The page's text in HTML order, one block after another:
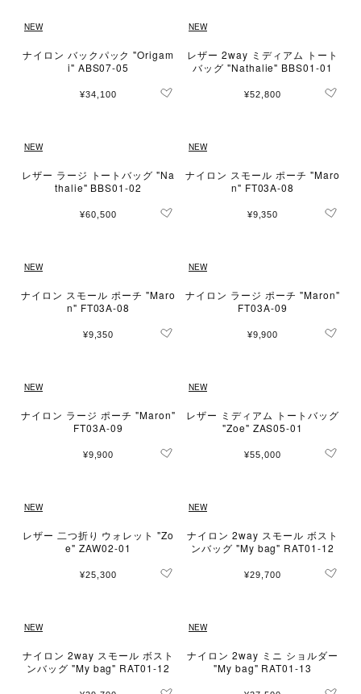
NEW
ナイロン バックパック "Origam
i" ABS07-05
¥34,100
NEW
レザー 2way ミディアム トート
バッグ "Nathalie" BBS01-01
¥52,800
NEW
レザー ラージ トートバッグ "Na
thalie" BBS01-02
¥60,500
NEW
ナイロン スモール ポーチ "Maro
n" FT03A-08
¥9,350
NEW
ナイロン スモール ポーチ "Maro
n" FT03A-08
¥9,350
NEW
ナイロン ラージ ポーチ "Maron"
FT03A-09
¥9,900
NEW
ナイロン ラージ ポーチ "Maron"
FT03A-09
¥9,900
NEW
レザー ミディアム トートバッグ
"Zoe" ZAS05-01
¥55,000
NEW
レザー 二つ折り ウォレット "Zo
e" ZAW02-01
¥25,300
NEW
ナイロン 2way スモール ボスト
ンバッグ "My bag" RAT01-12
¥29,700
NEW
ナイロン 2way スモール ボスト
ンバッグ "My bag" RAT01-12
NEW
ナイロン 2way ミニ ショルダー
"My bag" RAT01-13